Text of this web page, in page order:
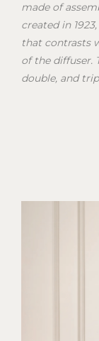
made of
created in
that contrasts
of the diffuser.
double, and